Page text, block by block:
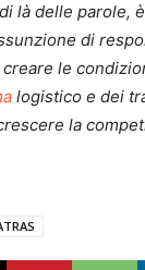
là delle parole,
di
le
logistico e dei
la